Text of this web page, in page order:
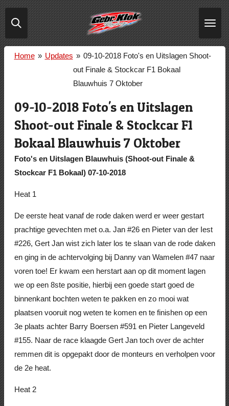
direct
naar
Home » Updates » 09-10-2018 Foto's en Uitslagen Shoot-
out Finale & Stockcar F1 Bokaal
Blauwhuis 7 Oktober
09-10-2018 Foto's en Uitslagen
Shoot-out Finale & Stockcar F1
Bokaal Blauwhuis 7 Oktober
Foto's en Uitslagen Blauwhuis (Shoot-out Finale &
Stockcar F1 Bokaal) 07-10-2018
Heat 1
De eerste heat vanaf de rode daken werd er weer gestart
prachtige gevechten met o.a. Jan #26 en Pieter van der Iest
#226, Gert Jan wist zich later los te slaan van de rode daken
en ging in de achtervolging bij Danny van Wamelen #47 naar
voren toe! Er kwam een herstart aan op dit moment lagen
we op een 8ste positie, hierbij een goede start goed de
binnenkant bochten weten te pakken en zo mooi wat
plaatsen vooruit nog weten te komen en te finishen op een
3e plaats achter Barry Boersen #591 en Pieter Langeveld
#155. Naar de race klaagde Gert Jan toch over de achter
remmen dit is opgepakt door de monteurs en verholpen voor
de 2e heat.
Heat 2